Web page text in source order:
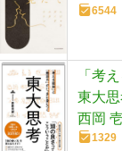
6544
「考
東大
西岡
1329